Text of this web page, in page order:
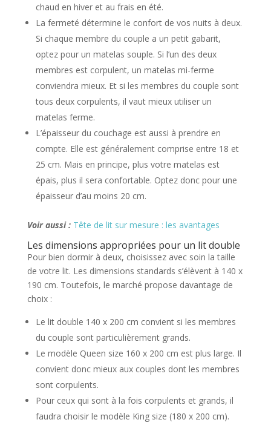
chaud en hiver et au frais en été.
La fermeté détermine le confort de vos nuits à deux.
Si chaque membre du couple a un petit gabarit,
optez pour un matelas souple. Si l’un des deux
membres est corpulent, un matelas mi-ferme
conviendra mieux. Et si les membres du couple sont
tous deux corpulents, il vaut mieux utiliser un
matelas ferme.
L’épaisseur du couchage est aussi à prendre en
compte. Elle est généralement comprise entre 18 et
25 cm. Mais en principe, plus votre matelas est
épais, plus il sera confortable. Optez donc pour une
épaisseur d’au moins 20 cm.
Voir aussi : Tête de lit sur mesure : les avantages
Les dimensions appropriées pour un lit double
Pour bien dormir à deux, choisissez avec soin la taille
de votre lit. Les dimensions standards s’élèvent à 140 x
190 cm. Toutefois, le marché propose davantage de
choix :
Le lit double 140 x 200 cm convient si les membres
du couple sont particulièrement grands.
Le modèle Queen size 160 x 200 cm est plus large. Il
convient donc mieux aux couples dont les membres
sont corpulents.
Pour ceux qui sont à la fois corpulents et grands, il
faudra choisir le modèle King size (180 x 200 cm).